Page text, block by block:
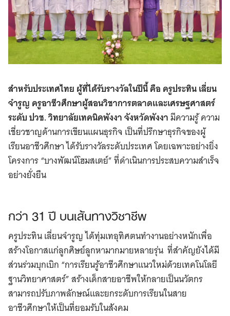
สำหรับประเทศไทย ผู้ที่ได้รับรางวัลในปีนี้ คือ ครูประทิน เลี่ยน
จำรูญ ครูอาชีวศึกษาผู้สอนวิชาการตลาดและเศรษฐศาสตร์
ระดับ ปวช. วิทยาลัยเทคนิคพังงา จังหวัดพังงามีความรู้ ความ
เชี่ยวชาญด้านการเขียนแผนธุรกิจ เป็นที่ปรึกษาธุรกิจของผู้
เรียนอาชีวศึกษา ได้รับรางวัลระดับประเทศ โดยเฉพาะอย่างยิ่ง
โครงการ “บางพัฒน์โฮมสเตย์” ที่ดำเนินการประสบความสำเร็จ
อย่างยั่งยืน
กว่า 31 ปี บนเส้นทางวิชาชีพ
ครูประทิน เลี่ยนจำรูญ ได้ทุ่มเทอุทิศตนทำงานอย่างหนักเพื่อ
สร้างโอกาส​แก่ลูกศิษย์ลูกหามากมายหลายรุ่น ที่สำคัญยังได้มี
ส่วนร่วมบุกเบิก “การเรียนรู้อาชีวศึกษาแนวใหม่ด้วยเทคโนโลยี
ฐานวิทยาศาสตร์” สร้างเด็กสายอาชีพให้กลายเป็นนวัตกร
สามารถปรับภาพลักษณ์และยกระดับการเรียนในสาย
อาชีวศึกษาให้เป็นที่ยอมรับในสังคม